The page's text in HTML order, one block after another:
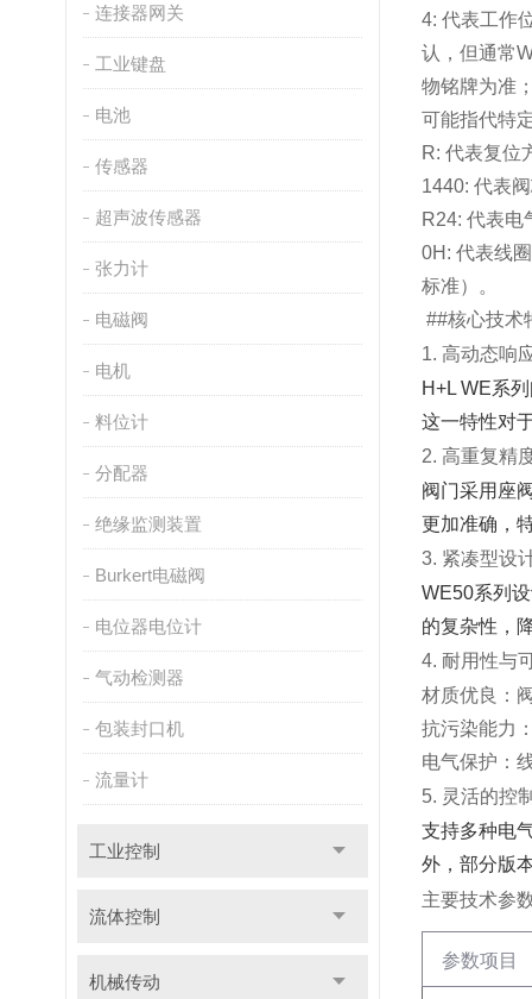
连接器网关
工业键盘
电池
传感器
超声波传感器
张力计
电磁阀
电机
料位计
分配器
绝缘监测装置
Burkert电磁阀
电位器电位计
气动检测器
包装封口机
流量计
工业控制
流体控制
机械传动
4‌: 代表工作
认，但通常
物铭牌为准
可能指代特
R‌: 代表复位
1440‌: 代表
R24‌: 代表电
0H ‌: 代表线
标准）。
##核心技术
1. 高动态响
H+L WE系
这一特性对
2. 高重复精
阀门采用座
更加准确，
3. 紧凑型设
WE50系列
的复杂性，
4. 耐用性与
材质优良 ：
抗污染能力
电气保护 ：
5. 灵活的控
支持多种电
外，部分版
主要技术参
参数项目